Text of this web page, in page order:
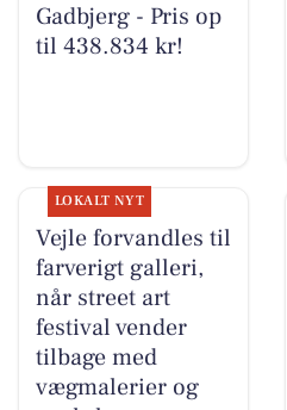
Gadbjerg - Pris op
til 438.834 kr!
LOKALT NYT
Vejle forvandles til
farverigt galleri,
når street art
festival vender
tilbage med
vægmalerier og